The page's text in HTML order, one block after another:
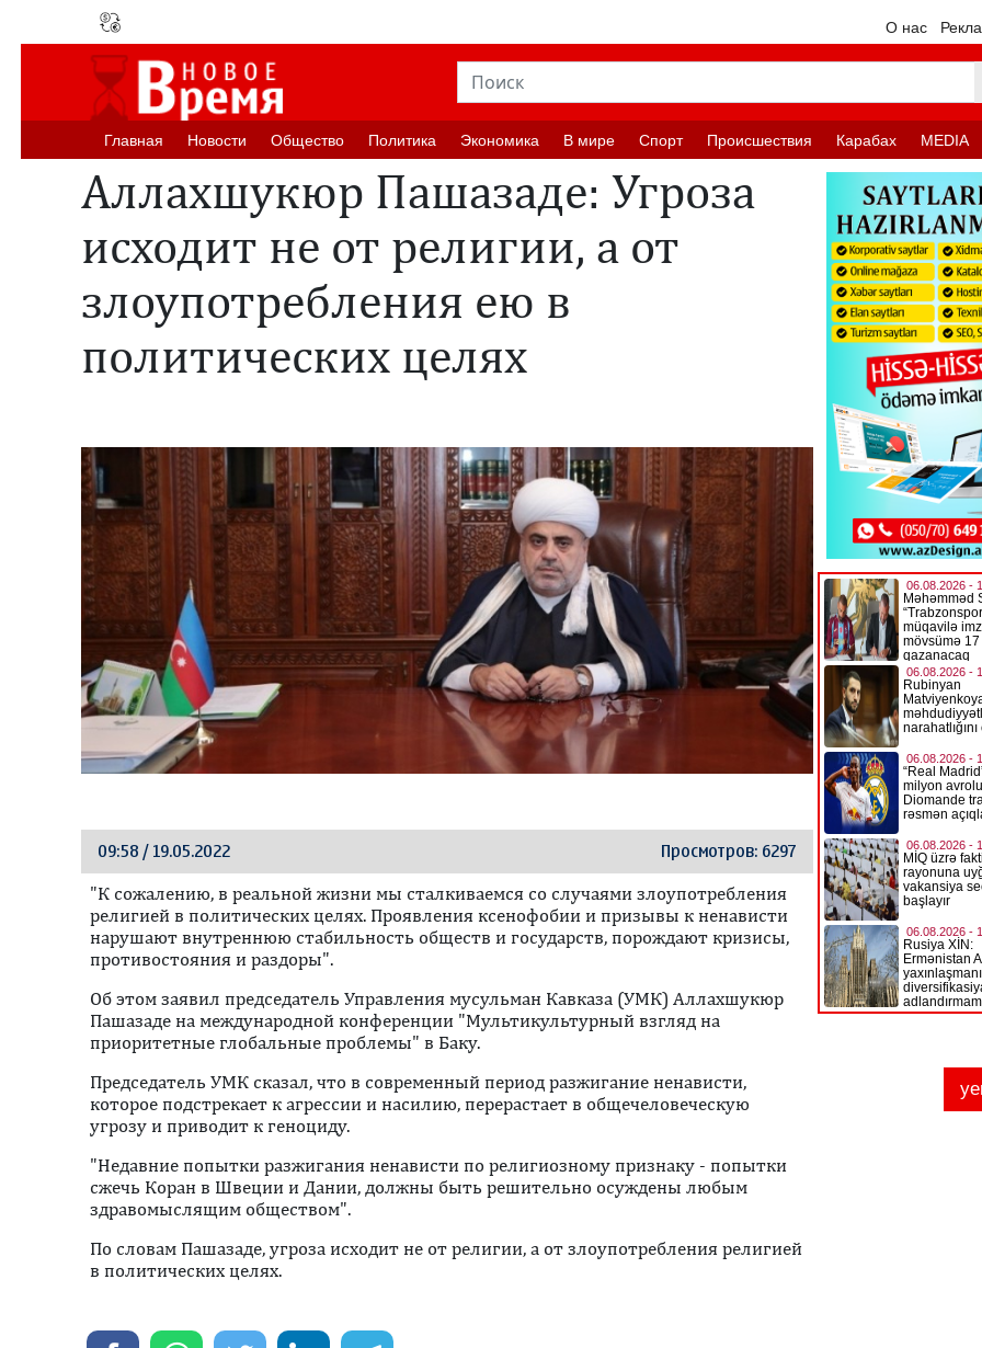
О нас
Главная Новости Oбщество Политика Экономика В мире Спорт Происшествия Карабах MEDIA
Аллахшукюр Пашазаде: Угроза
исходит не от религии, а от
злоупотребления ею в
политических целях
09:58 / 19.05.2022 Просмотров: 6297
"К сожалению, в реальной жизни мы сталкиваемся со случаями злоупотребления
религией в политических целях. Проявления ксенофобии и призывы к ненависти
нарушают внутреннюю стабильность обществ и государств, порождают кризисы,
противостояния и раздоры".
Oб этом заявил председатель Управления мусульман Кавказа (УМК) Аллахшукюр
Пашазаде на международной конференции "Мультикультурный взгляд на
приоритетные глобальные проблемы" в Баку.
Председатель УМК сказал, что в современный период разжигание ненависти,
которое подстрекает к агрессии и насилию, перерастает в общечеловеческую
угрозу и приводит к геноциду.
"Недавние попытки разжигания ненависти по религиозному признаку - попытки
сжечь Коран в Швеции и Дании, должны быть решительно осуждены любым
здравомыслящим обществом".
По словам Пашазаде, угроза исходит не от религии, а от злоупотребления религией
в политических целях.